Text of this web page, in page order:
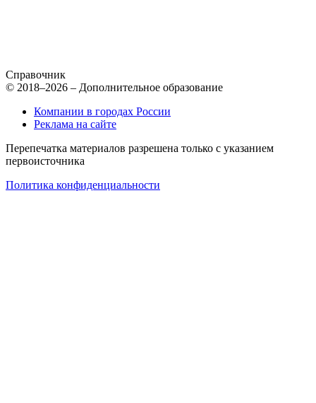
Справочник
© 2018–2026 – Дополнительное образование
Компании в городах России
Реклама на сайте
Перепечатка материалов разрешена только с указанием
первоисточника
Политика конфиденциальности